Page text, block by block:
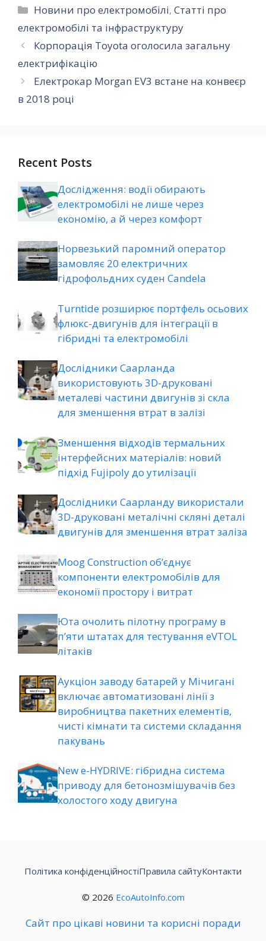
Категорії
Новини про електромобілі,Статті про
електромобілі та інфраструктуру
Корпорація Toyota оголосила загальну
електрифікацію
Електрокар Morgan EV3 встане на конвеєр
в 2018 році
Recent Posts
Дослідження: водії обирають
електромобілі не лише через
економію, а й через комфорт
Норвезький паромний оператор
замовляє 20 електричних
гідрофольдних суден Candela
Turntide розширює портфель осьових
флюкс-двигунів для інтеграції в
гібридні та електромобілі
Дослідники Саарланда
використовують 3D-друковані
металеві частини двигунів зі скла
для зменшення втрат в залізі
Зменшення відходів термальних
інтерфейсних матеріалів: новий
підхід Fujipoly до утилізації
Дослідники Саарланду використали
3D-друковані металічні скляні деталі
двигунів для зменшення втрат заліза
Moog Construction об’єднує
компоненти електромобілів для
економії простору і витрат
Юта очолить пілотну програму в
п’яти штатах для тестування eVTOL
літаків
Аукціон заводу батарей у Мічигані
включає автоматизовані лінії з
виробництва пакетних елементів,
чисті кімнати та системи складання
пакувань
New e-HYDRIVE: гібридна система
приводу для бетонозмішувачів без
холостого ходу двигуна
© 2026 EcoAutoInfo.com
Політика конфіденційностіПравила сайтуКонтакти
Сайт про цікаві новини та корисні поради